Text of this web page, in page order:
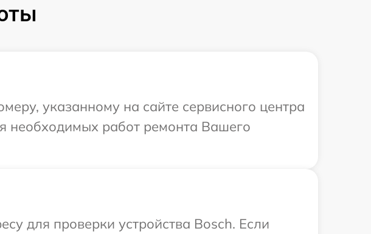
указанному на сайте сервисного центра
необходимых работ ремонта Вашего
для проверки устройства Bosch. Если